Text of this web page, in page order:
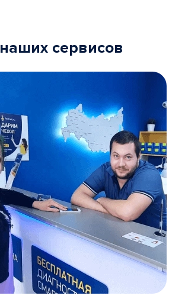
наших сервисов